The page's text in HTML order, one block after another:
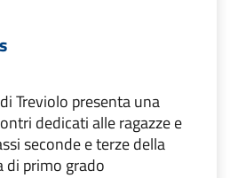
Treviolo presenta una
dedicati alle ragazze e
seconde e terze della
di primo grado